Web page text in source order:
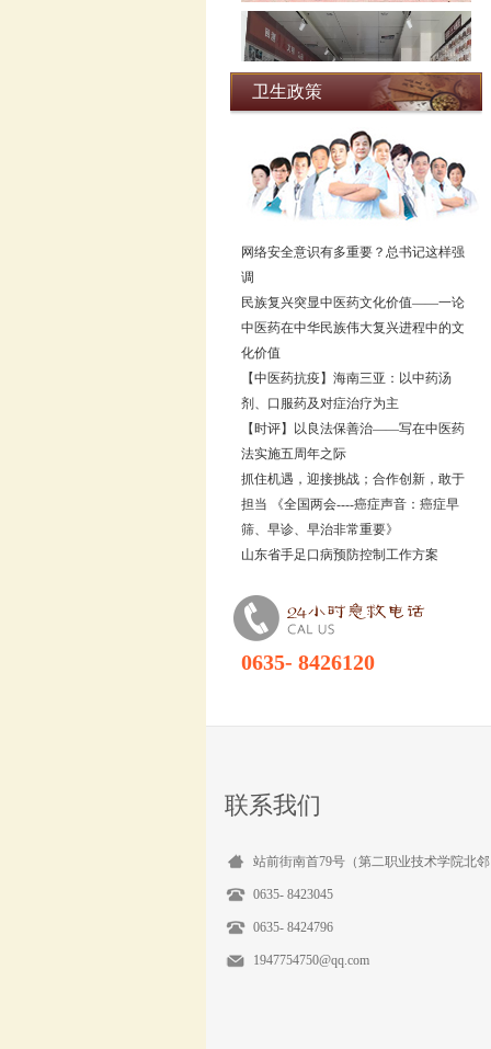
卫生政策
网络安全意识有多重要？总书记这样强
调
民族复兴突显中医药文化价值——一论
中医药在中华民族伟大复兴进程中的文
化价值
【中医药抗疫】海南三亚：以中药汤
剂、口服药及对症治疗为主
【时评】以良法保善治——写在中医药
法实施五周年之际
抓住机遇，迎接挑战；合作创新，敢于
担当 《全国两会----癌症声音：癌症早
筛、早诊、早治非常重要》
山东省手足口病预防控制工作方案
0635- 8426120
联系我们
站前街南首79号（第二职业技术学院北
0635- 8423045
0635- 8424796
1947754750@qq.com